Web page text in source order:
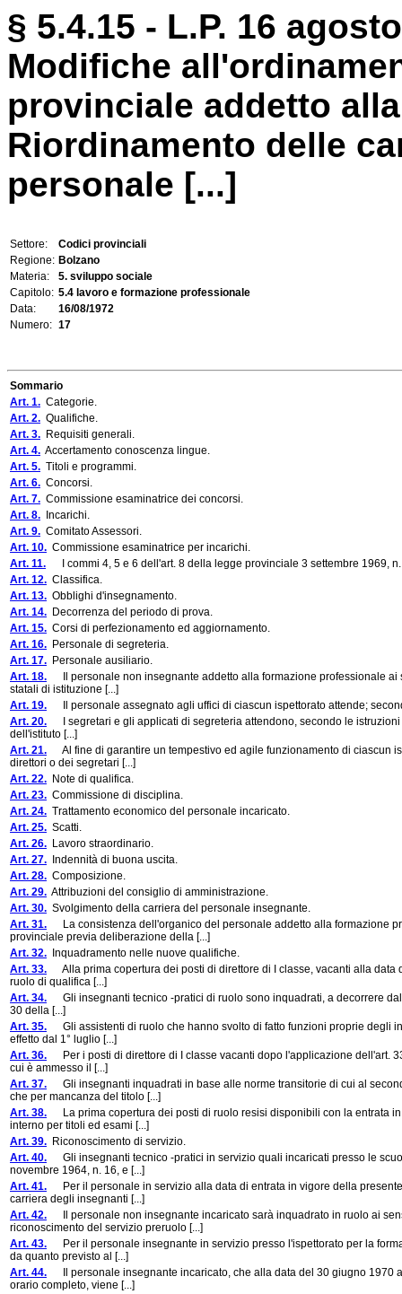
§ 5.4.15 - L.P. 16
Modifiche
provinciale addetto
Riordinamento delle
personale [...]
Settore:
Codici provinciali
Regione: Bolzano
Materia:
5. sviluppo sociale
Capitolo: 5.4 lavoro e formazione professionale
Data:
16/08/1972
Numero: 17
Sommario
Art. 1. Categorie.
Art. 2. Qualifiche.
Art. 3. Requisiti generali.
Art. 4. Accertamento conoscenza lingue.
Art. 5. Titoli e programmi.
Art. 6. Concorsi.
Art. 7. Commissione esaminatrice dei concorsi.
Art. 8. Incarichi.
Art. 9. Comitato Assessori.
Art. 10. Commissione esaminatrice per incarichi.
Art. 11. I commi 4, 5 e 6 dell'art. 8 della legge provinciale 3 settembre 1969,
Art. 12. Classifica.
Art. 13. Obblighi d'insegnamento.
Art. 14. Decorrenza del periodo di prova.
Art. 15. Corsi di perfezionamento ed aggiornamento.
Art. 16. Personale di segreteria.
Art. 17. Personale ausiliario.
Art. 18. Il personale non insegnante addetto alla formazione professionale
statali di istituzione [...]
Art. 19. Il personale assegnato agli uffici di ciascun ispettorato attende;
Art. 20. I segretari e gli applicati di segreteria attendono, secondo le
dell'istituto [...]
Art. 21. Al fine di garantire un tempestivo ed agile funzionamento di ciascun
direttori o dei segretari [...]
Art. 22. Note di qualifica.
Art. 23. Commissione di disciplina.
Art. 24. Trattamento economico del personale incaricato.
Art. 25. Scatti.
Art. 26. Lavoro straordinario.
Art. 27. Indennità di buona uscita.
Art. 28. Composizione.
Art. 29. Attribuzioni del consiglio di amministrazione.
Art. 30. Svolgimento della carriera del personale insegnante.
Art. 31. La consistenza dell'organico del personale addetto alla formazione
provinciale previa deliberazione della [...]
Art. 32. Inquadramento nelle nuove qualifiche.
Art. 33. Alla prima copertura dei posti di direttore di I classe, vacanti alla
ruolo di qualifica [...]
Art. 34. Gli insegnanti tecnico -pratici di ruolo sono inquadrati, a decorrere
30 della [...]
Art. 35. Gli assistenti di ruolo che hanno svolto di fatto funzioni proprie degli
effetto dal 1° luglio [...]
Art. 36. Per i posti di direttore di I classe vacanti dopo l'applicazione dell'art.
cui è ammesso il [...]
Art. 37. Gli insegnanti inquadrati in base alle norme transitorie di cui al
che per mancanza del titolo [...]
Art. 38. La prima copertura dei posti di ruolo resisi disponibili con la entrata
interno per titoli ed esami [...]
Art. 39. Riconoscimento di servizio.
Art. 40. Gli insegnanti tecnico -pratici in servizio quali incaricati presso le
novembre 1964, n. 16, e [...]
Art. 41. Per il personale in servizio alla data di entrata in vigore della
carriera degli insegnanti [...]
Art. 42. Il personale non insegnante incaricato sarà inquadrato in ruolo ai
riconoscimento del servizio preruolo [...]
Art. 43. Per il personale insegnante in servizio presso l'ispettorato per la
da quanto previsto al [...]
Art. 44. Il personale insegnante incaricato, che alla data del 30 giugno 1970
orario completo, viene [...]